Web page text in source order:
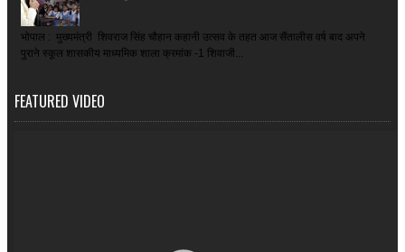
भोपाल : मुख्यमंत्री शिवराज सिंह चौहान कहानी उत्सव के तहत आज सैंतालीस वर्ष बाद अपने
पुराने स्कूल शासकीय माध्यमिक शाला क्रमांक -1 शिवाजी...
FEATURED VIDEO